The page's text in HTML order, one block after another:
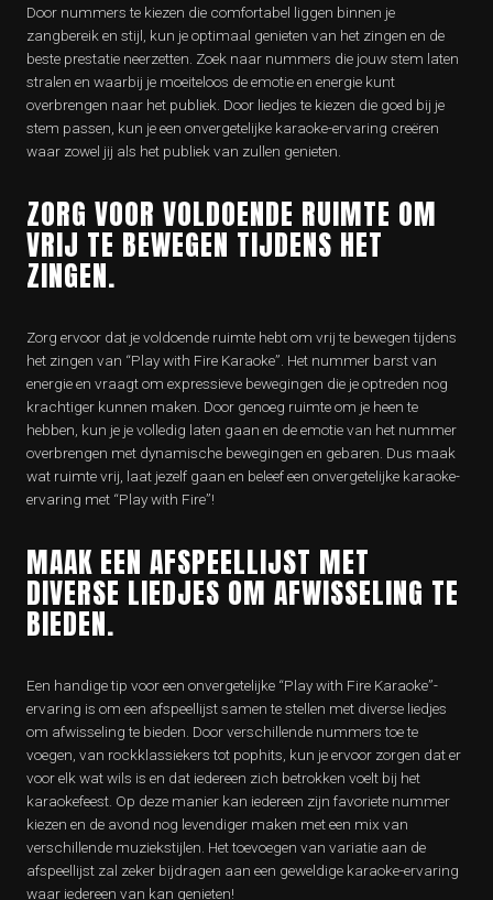
Door nummers te kiezen die comfortabel liggen binnen je
zangbereik en stijl, kun je optimaal genieten van het zingen en de
beste prestatie neerzetten. Zoek naar nummers die jouw stem laten
stralen en waarbij je moeiteloos de emotie en energie kunt
overbrengen naar het publiek. Door liedjes te kiezen die goed bij je
stem passen, kun je een onvergetelijke karaoke-ervaring creëren
waar zowel jij als het publiek van zullen genieten.
ZORG VOOR VOLDOENDE RUIMTE OM
VRIJ TE BEWEGEN TIJDENS HET
ZINGEN.
Zorg ervoor dat je voldoende ruimte hebt om vrij te bewegen tijdens
het zingen van “Play with Fire Karaoke”. Het nummer barst van
energie en vraagt om expressieve bewegingen die je optreden nog
krachtiger kunnen maken. Door genoeg ruimte om je heen te
hebben, kun je je volledig laten gaan en de emotie van het nummer
overbrengen met dynamische bewegingen en gebaren. Dus maak
wat ruimte vrij, laat jezelf gaan en beleef een onvergetelijke karaoke-
ervaring met “Play with Fire”!
MAAK EEN AFSPEELLIJST MET
DIVERSE LIEDJES OM AFWISSELING TE
BIEDEN.
Een handige tip voor een onvergetelijke “Play with Fire Karaoke”-
ervaring is om een afspeellijst samen te stellen met diverse liedjes
om afwisseling te bieden. Door verschillende nummers toe te
voegen, van rockklassiekers tot pophits, kun je ervoor zorgen dat er
voor elk wat wils is en dat iedereen zich betrokken voelt bij het
karaokefeest. Op deze manier kan iedereen zijn favoriete nummer
kiezen en de avond nog levendiger maken met een mix van
verschillende muziekstijlen. Het toevoegen van variatie aan de
afspeellijst zal zeker bijdragen aan een geweldige karaoke-ervaring
waar iedereen van kan genieten!